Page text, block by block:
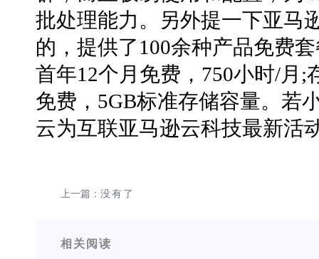
批处理能力。另外提一下亚马
的，提供了100余种产品免费
首年12个月免费，750小时/月;
免费，5GB标准存储容量。若
云为互联亚马逊云科技最新活
上一篇： 没有了
相关阅读